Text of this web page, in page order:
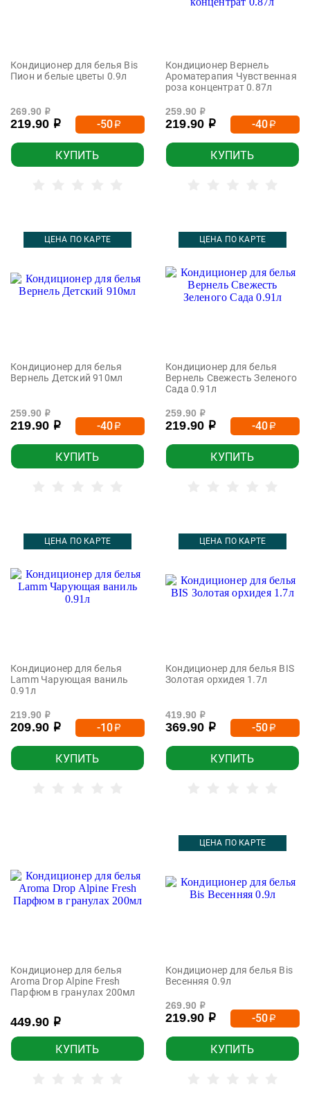
Кондиционер для белья Bis
Пион и белые цветы 0.9л
269.90 р
219.90 р -50р
КУПИТЬ
Кондиционер Вернель
Ароматерапия Чувственная
роза концентрат 0.87л
259.90 р
219.90 р -40р
КУПИТЬ
ЦЕНА ПО КАРТЕ
Кондиционер для белья
Вернель Детский 910мл
259.90 р
219.90 р -40р
КУПИТЬ
ЦЕНА ПО КАРТЕ
Кондиционер для белья
Вернель Свежесть Зеленого
Сада 0.91л
259.90 р
219.90 р -40р
КУПИТЬ
ЦЕНА ПО КАРТЕ
Кондиционер для белья
Lamm Чарующая ваниль
0.91л
219.90 р
209.90 р -10р
КУПИТЬ
ЦЕНА ПО КАРТЕ
Кондиционер для белья BIS
Золотая орхидея 1.7л
419.90 р
369.90 р -50р
КУПИТЬ
Кондиционер для белья
Aroma Drop Alpine Fresh
Парфюм в гранулах 200мл
449.90 р
КУПИТЬ
ЦЕНА ПО КАРТЕ
Кондиционер для белья Bis
Весенняя 0.9л
269.90 р
219.90 р -50р
КУПИТЬ